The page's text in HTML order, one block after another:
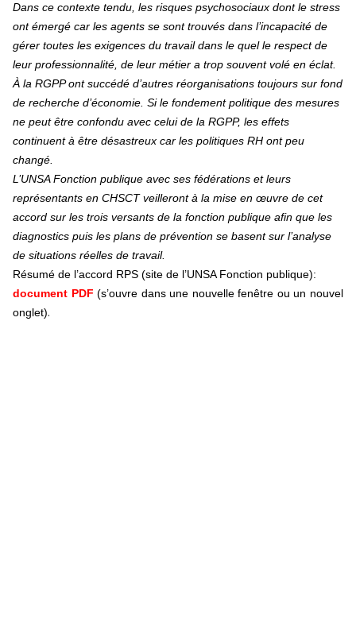
Dans ce contexte tendu, les risques psychosociaux dont le stress
ont émergé car les agents se sont trouvés dans l’incapacité de
gérer toutes les exigences du travail dans le quel le respect de
leur professionnalité, de leur métier a trop souvent volé en éclat.
À la RGPP ont succédé d’autres réorganisations toujours sur fond
de recherche d’économie. Si le fondement politique des mesures
ne peut être confondu avec celui de la RGPP, les effets
continuent à être désastreux car les politiques RH ont peu
changé.
L’UNSA Fonction publique avec ses fédérations et leurs
représentants en CHSCT veilleront à la mise en œuvre de cet
accord sur les trois versants de la fonction publique afin que les
diagnostics puis les plans de prévention se basent sur l’analyse
de situations réelles de travail.
Résumé de l’accord RPS (site de l’UNSA Fonction publique):
document PDF (s’ouvre dans une nouvelle fenêtre ou un nouvel
onglet).